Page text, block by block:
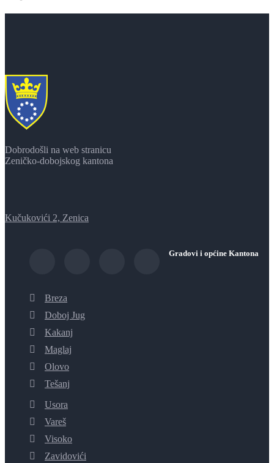
Dobrodošli na web stranicu
Zeničko-dobojskog kantona
Kučukovići 2, Zenica
Gradovi i općine Kantona
Breza
Doboj Jug
Kakanj
Maglaj
Olovo
Tešanj
Usora
Vareš
Visoko
Zavidovići